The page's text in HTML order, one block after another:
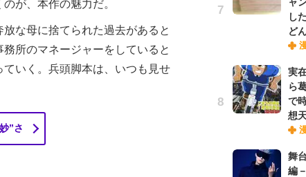
が、本作の魅力だ。
な母に捨てられた過去があると
所のマネージャーをしていると
いく。兵頭脚本は、いつも見せ
”さ
し
ど
実
ら
で
想
舞
編